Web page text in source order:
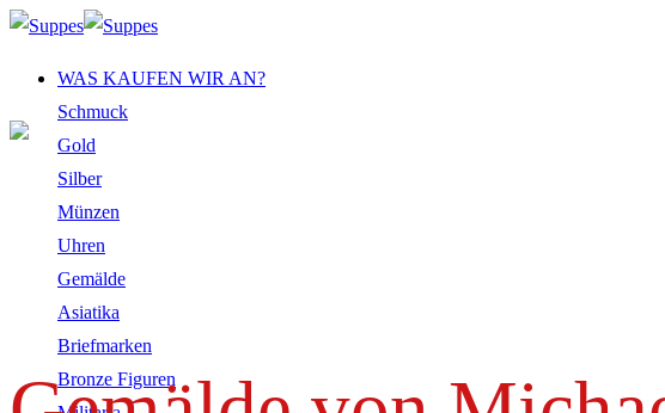
Zum
springen
WAS KAUFEN WIR AN?
Schmuck
Gold
Silber
Münzen
Uhren
Gemälde
Asiatika
Briefmarken
Bronze Figuren